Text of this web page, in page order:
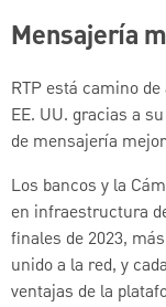
Mensajería
RTP está camino
EE. UU. gracias a
de mensajería
Los bancos y la
en infraestructura
finales de 2023,
unido a la red, y
ventajas de la